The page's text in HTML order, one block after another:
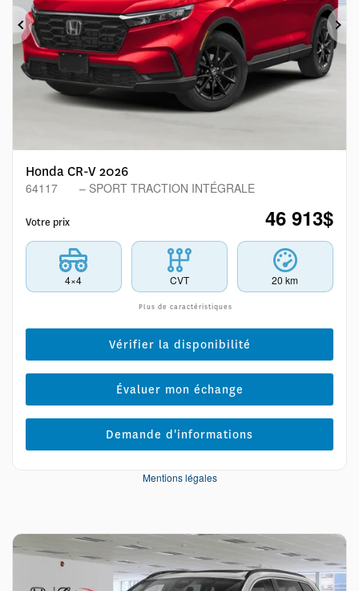
Précédent
Honda CR-V 2026
64117 – SPORT TRACTION INTÉGRALE
Votre prix 46 913$
4×4 CVT 20 km
Plus de caractéristiques
Vérifier la disponibilité
Évaluer mon échange
Demande d'informations
Mentions légales